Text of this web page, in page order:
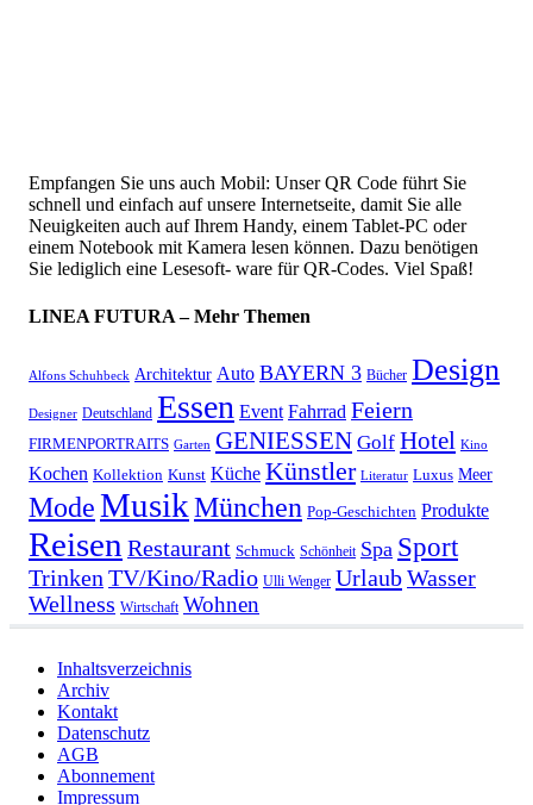
Empfangen Sie uns auch Mobil: Unser QR Code führt Sie
schnell und einfach auf unsere Internetseite, damit Sie alle
Neuigkeiten auch auf Ihrem Handy, einem Tablet-PC oder
einem Notebook mit Kamera lesen können. Dazu benötigen
Sie lediglich eine Lesesoft- ware für QR-Codes. Viel Spaß!
LINEA FUTURA – Mehr Themen
Alfons Schuhbeck Architektur Auto BAYERN 3 Bücher Design
Designer Deutschland Essen Event Fahrrad Feiern
FIRMENPORTRAITS Garten GENIESSEN Golf Hotel Kino
Kochen Kollektion Kunst Küche Künstler Literatur Luxus Meer
ModeMusikMünchen Pop-Geschichten Produkte
Reisen Restaurant Schmuck Schönheit Spa Sport
Trinken TV/Kino/Radio Ulli Wenger UrlaubWasser
Wellness Wirtschaft Wohnen
Inhaltsverzeichnis
Archiv
Kontakt
Datenschutz
AGB
Abonnement
Impressum